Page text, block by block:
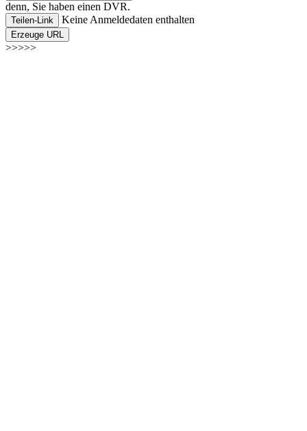
denn, Sie haben einen DVR.
Teilen-Link Keine Anmeldedaten enthalten
Erzeuge URL
>>>>>